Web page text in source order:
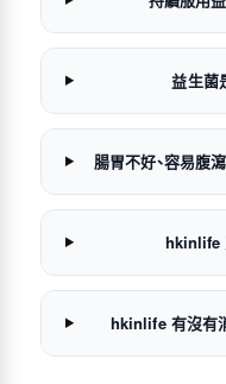
益生菌
腸胃不好、容易腹
hkinlife
hkinlife 有沒有